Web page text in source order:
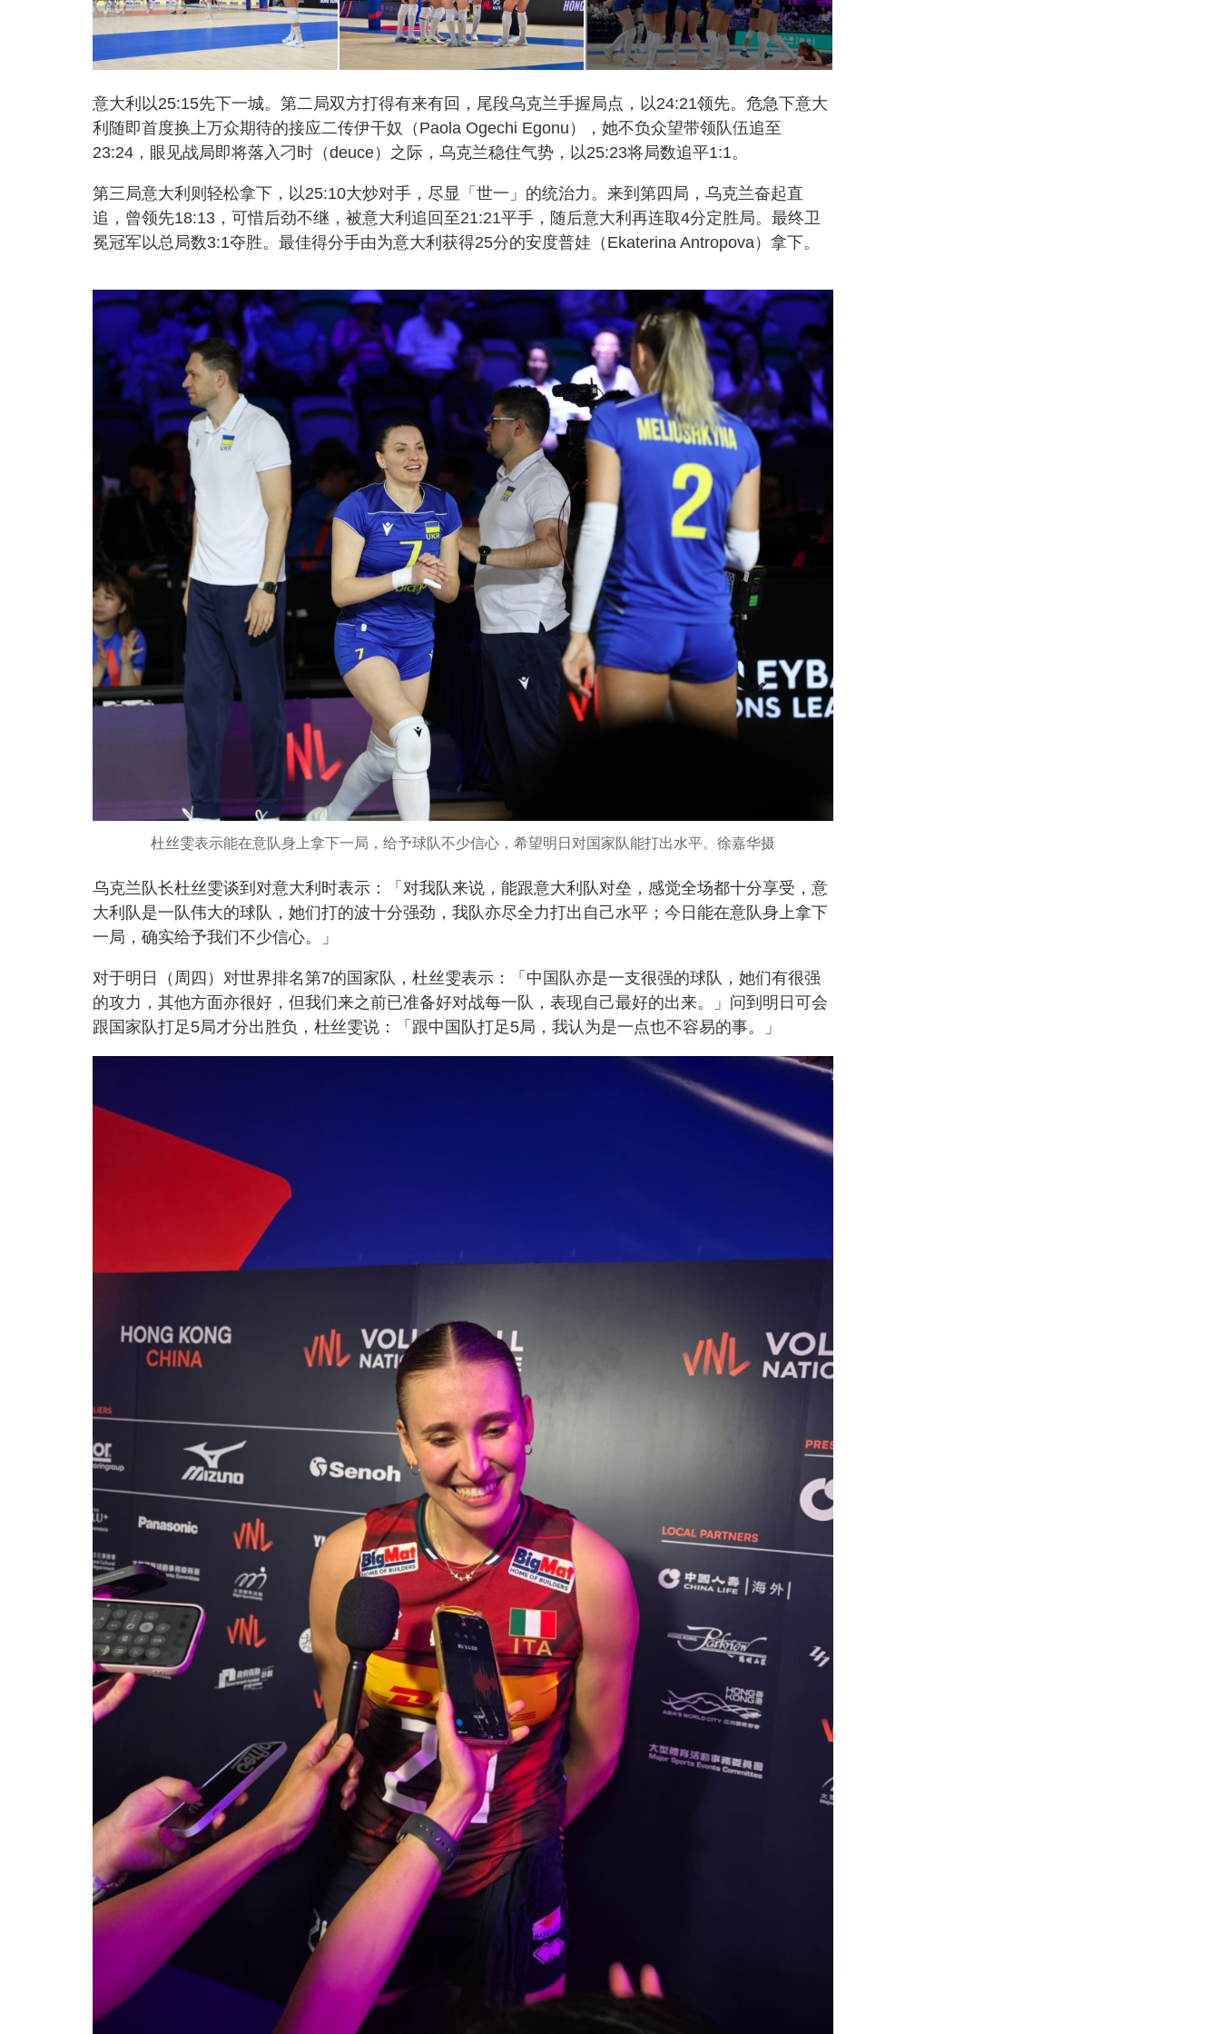
意大利以25:15先下一城。第二局双方打得有来有回，尾段乌克兰手握局点，以24:21领先。危急下意大
利随即首度换上万众期待的接应二传伊干奴（Paola Ogechi Egonu），她不负众望带领队伍追至
23:24，眼见战局即将落入刁时（deuce）之际，乌克兰稳住气势，以25:23将局数追平1:1。
第三局意大利则轻松拿下，以25:10大炒对手，尽显「世一」的统治力。来到第四局，乌克兰奋起直
追，曾领先18:13，可惜后劲不继，被意大利追回至21:21平手，随后意大利再连取4分定胜局。最终卫
冕冠军以总局数3:1夺胜。最佳得分手由为意大利获得25分的安度普娃（Ekaterina Antropova）拿下。
杜丝雯表示能在意队身上拿下一局，给予球队不少信心，希望明日对国家队能打出水平。徐嘉华摄
乌克兰队长杜丝雯谈到对意大利时表示：「对我队来说，能跟意大利队对垒，感觉全场都十分享受，意
大利队是一队伟大的球队，她们打的波十分强劲，我队亦尽全力打出自己水平；今日能在意队身上拿下
一局，确实给予我们不少信心。」
对于明日（周四）对世界排名第7的国家队，杜丝雯表示：「中国队亦是一支很强的球队，她们有很强
的攻力，其他方面亦很好，但我们来之前已准备好对战每一队，表现自己最好的出来。」问到明日可会
跟国家队打足5局才分出胜负，杜丝雯说：「跟中国队打足5局，我认为是一点也不容易的事。」